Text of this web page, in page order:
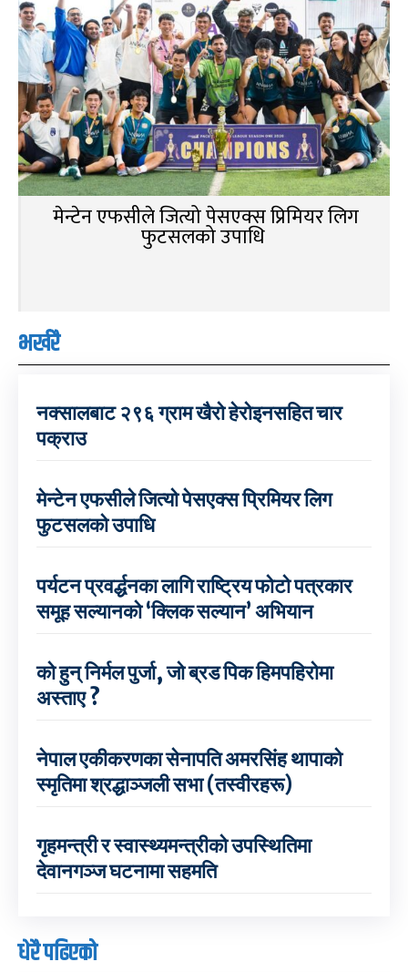
मेन्टेन एफसीले जित्यो पेसएक्स प्रिमियर लिग
फुटसलको उपाधि
भर्खरै
नक्सालबाट २९६ ग्राम खैरो हेरोइनसहित चार
पक्राउ
मेन्टेन एफसीले जित्यो पेसएक्स प्रिमियर लिग
फुटसलको उपाधि
पर्यटन प्रवर्द्धनका लागि राष्ट्रिय फोटो पत्रकार
समूह सल्यानको ‘क्लिक सल्यान’ अभियान
को हुन् निर्मल पुर्जा, जो ब्रड पिक हिमपहिरोमा
अस्ताए ?
नेपाल एकीकरणका सेनापति अमरसिंह थापाको
स्मृतिमा श्रद्धाञ्जली सभा (तस्वीरहरू)
गृहमन्त्री र स्वास्थ्यमन्त्रीको उपस्थितिमा
देवानगञ्ज घटनामा सहमति
धेरै पढिएको